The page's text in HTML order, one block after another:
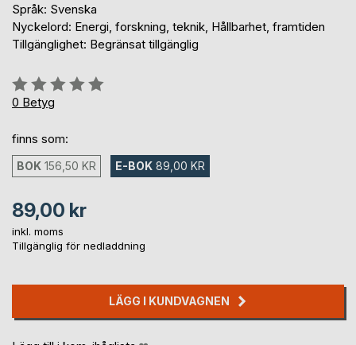
Språk: Svenska
Nyckelord: Energi, forskning, teknik, Hållbarhet, framtiden
Tillgänglighet: Begränsat tillgänglig
Betyg::
0%
0 Betyg
finns som:
BOK 156,50 KR E-BOK 89,00 KR
89,00 kr
inkl. moms
Tillgänglig för nedladdning
LÄGG I KUNDVAGNEN